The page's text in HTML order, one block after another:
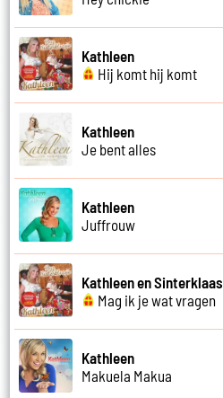
Kathleen
Hij komt hij komt
Kathleen
Je bent alles
Kathleen
Juffrouw
Kathleen en Sinterklaas
Mag ik je wat vragen
Kathleen
Makuela Makua